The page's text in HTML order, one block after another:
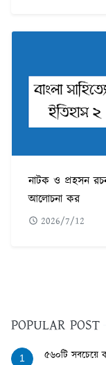
নাটক ও প্রহসন
আলোচনা কর
2026/7/12
POPULAR POST
1 ৫৬০টি সবচেয়ে